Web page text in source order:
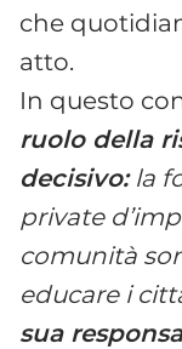
che
atto.
In questo
ruolo della
decisivo:la
private
comunità
educare i
sua